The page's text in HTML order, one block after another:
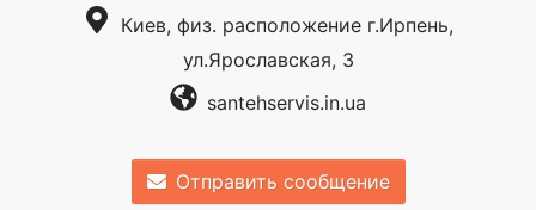
Киев, физ. расположение г.Ирпень,
ул.Ярославская, 3
santehservis.in.ua
Отправить сообщение